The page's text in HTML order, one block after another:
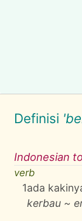
Definisi
Indonesian
verb
1ada
kerbau ~